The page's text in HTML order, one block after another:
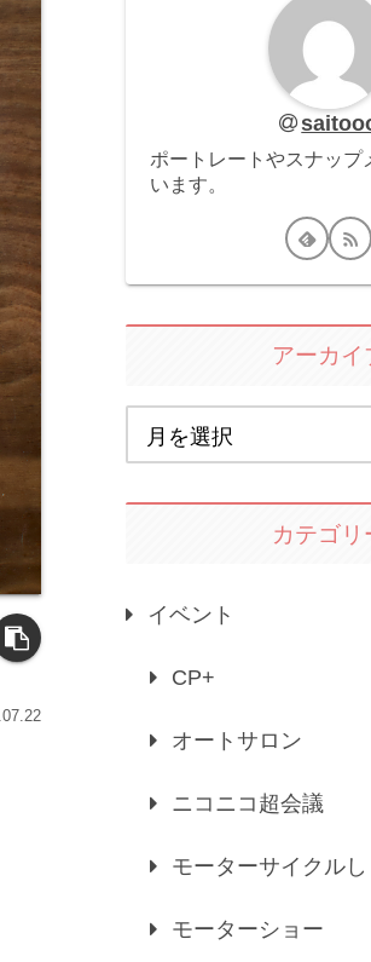
ポートレートやスナップ
います。
アーカイ
カテゴリ
イベント
CP+
オートサロン
ニコニコ超会議
モーターサイクル
モーターショー